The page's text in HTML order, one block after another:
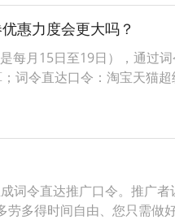
惠力度会更大吗？
月15日至19日），通过
词令直达口令：淘宝天猫
令直达推广口令。推广
多得时间自由、您只需